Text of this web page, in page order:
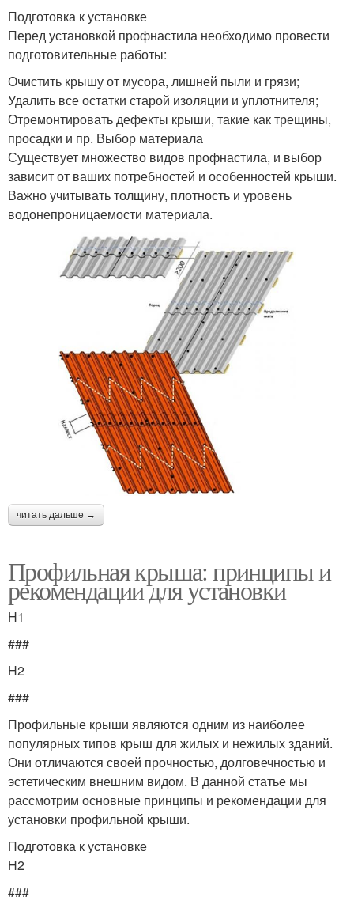
Подготовка к установке
Перед установкой профнастила необходимо провести
подготовительные работы:
Очистить крышу от мусора, лишней пыли и грязи;
Удалить все остатки старой изоляции и уплотнителя;
Отремонтировать дефекты крыши, такие как трещины,
просадки и пр. Выбор материала
Существует множество видов профнастила, и выбор
зависит от ваших потребностей и особенностей крыши.
Важно учитывать толщину, плотность и уровень
водонепроницаемости материала.
читать дальше →
Профильная крыша: принципы и
рекомендации для установки
H1
###
H2
###
Профильные крыши являются одним из наиболее
популярных типов крыш для жилых и нежилых зданий.
Они отличаются своей прочностью, долговечностью и
эстетическим внешним видом. В данной статье мы
рассмотрим основные принципы и рекомендации для
установки профильной крыши.
Подготовка к установке
H2
###